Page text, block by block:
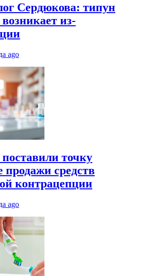
Сердюкова: типун
из-
ago
точку
продажи средств
контрацепции
ago